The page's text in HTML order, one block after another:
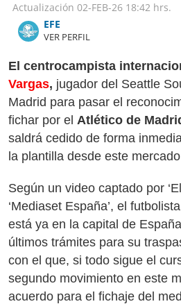
Actualización 02-FEB-26 18:42 hrs.
​​​​​​​EFE
VER PERFIL
El centrocampista
Vargas, jugador del Seattle
Madrid para pasar el
fichar por el Atlético de
saldrá cedido de forma
la plantilla desde este
Según un video captado por
‘Mediaset España’, el
está ya en la capital de
últimos trámites para su
con el que, si todo sigue el
segundo movimiento en este
acuerdo para el fichaje del